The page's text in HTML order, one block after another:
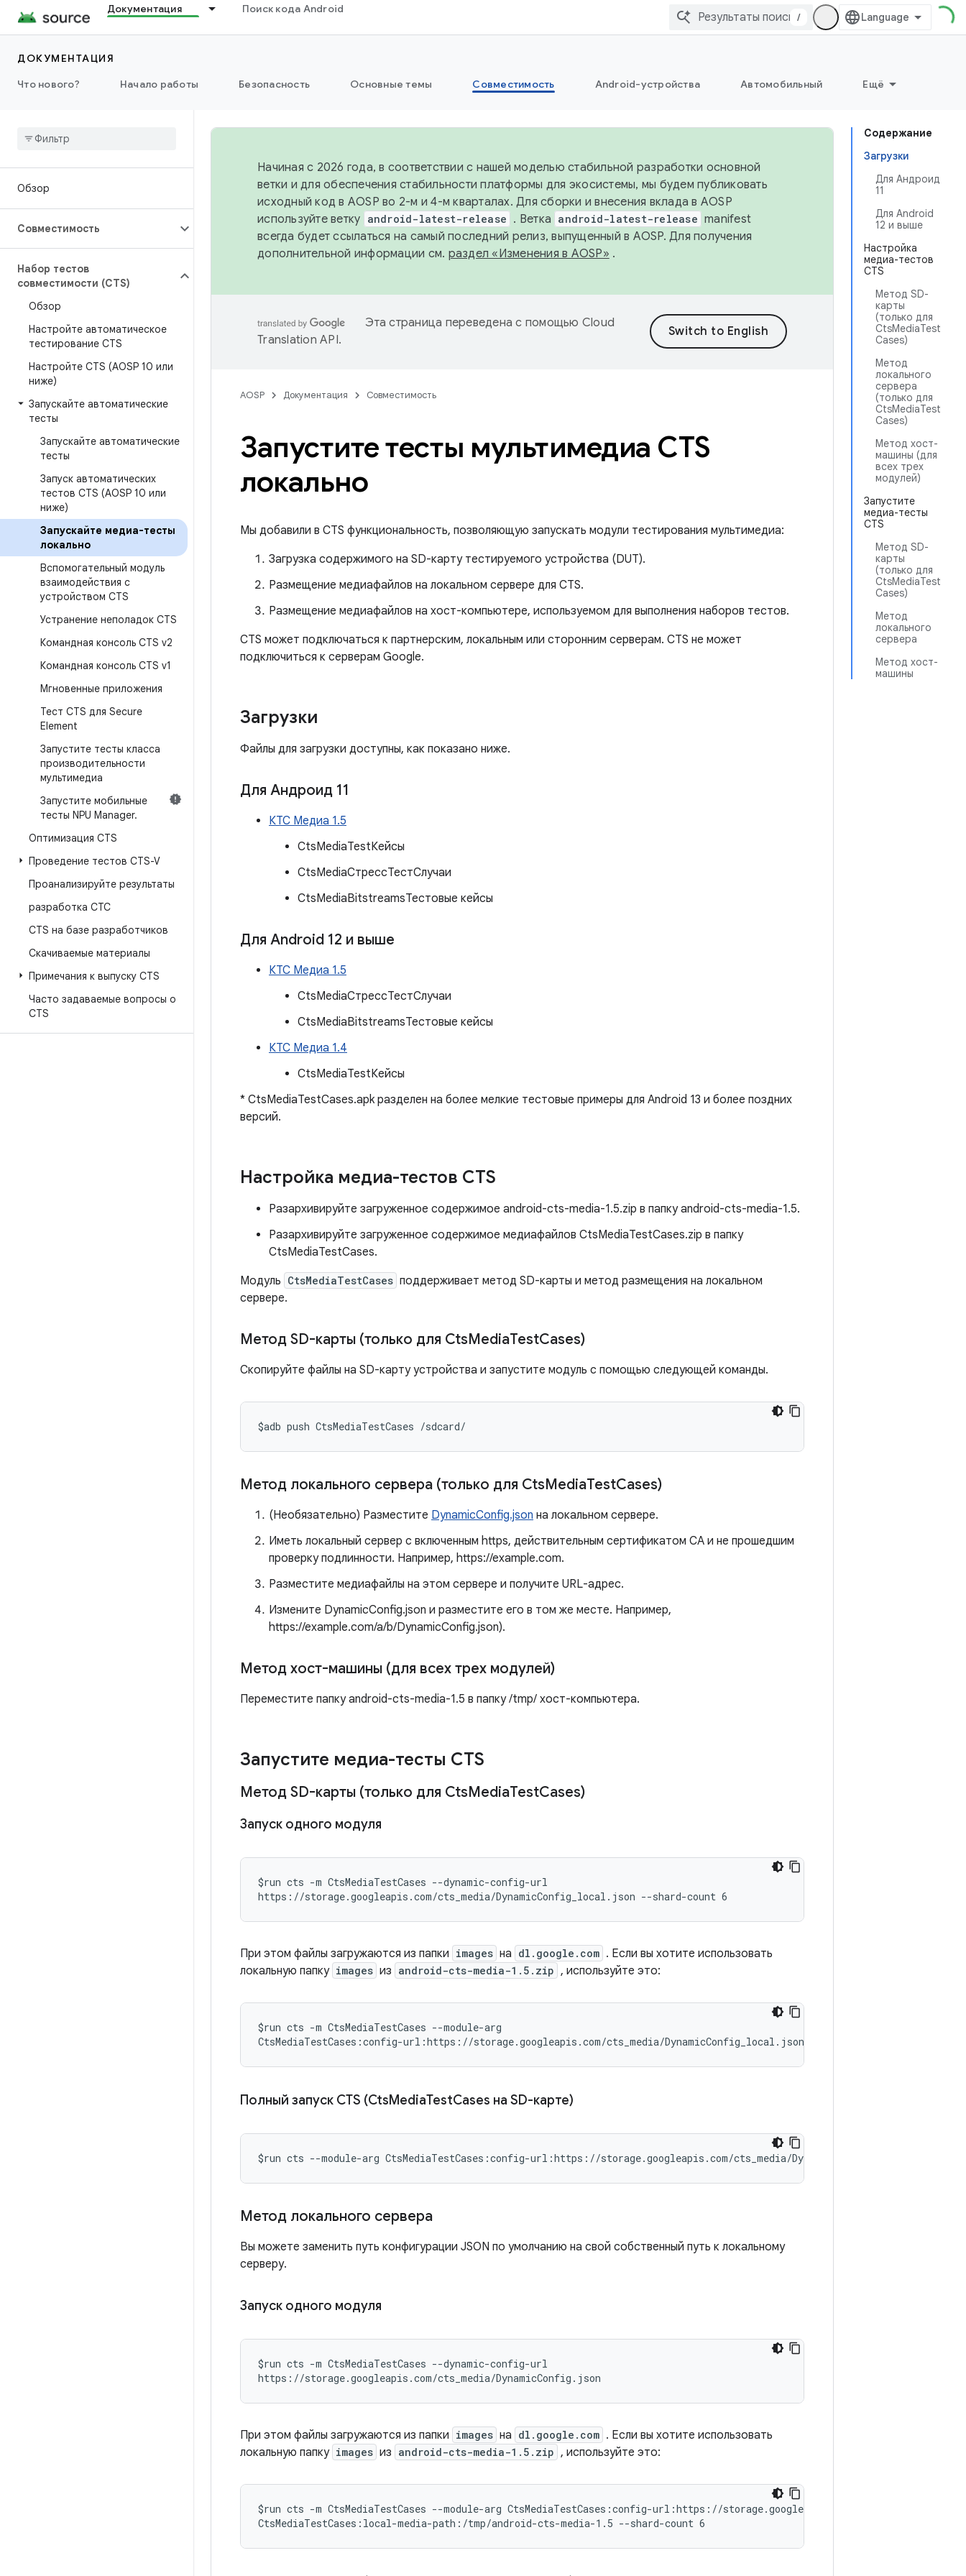
Документация Поиск кода Android
/
ДОКУМЕНТАЦИЯ
Что нового?
Начало работы Безопасность Основные темы Совместимость Android-устройства Автомобильный Ещё
Обзор
Совместимость
Набор тестов
совместимости (CTS)
Обзор
Настройте автоматическое
тестирование CTS
Настройте CTS (AOSP 10 или
ниже)
Запускайте автоматические
тесты
Запускайте автоматические
тесты
Запуск автоматических
тестов CTS (AOSP 10 или
ниже)
Запускайте медиа-тесты
локально
Вспомогательный модуль
взаимодействия с
устройством CTS
Устранение неполадок CTS
Командная консоль CTS v2
Командная консоль CTS v1
Мгновенные приложения
Тест CTS для Secure
Element
Запустите тесты класса
производительности
мультимедиа
Запустите мобильные
тесты NPU Manager.
Оптимизация CTS
Проведение тестов CTS-V
Проанализируйте результаты
разработка СТС
CTS на базе разработчиков
Скачиваемые материалы
Примечания к выпуску CTS
Часто задаваемые вопросы о
CTS
Содержание
Загрузки
Для Андроид
11
Для Android
12 и выше
Настройка
медиа-тестов
CTS
Метод SD-
карты
(только для
CtsMediaTest
Cases)
Метод
локального
сервера
(только для
CtsMediaTest
Cases)
Метод хост-
машины (для
всех трех
модулей)
Запустите
медиа-тесты
CTS
Метод SD-
карты
(только для
CtsMediaTest
Cases)
Метод
локального
сервера
Метод хост-
машины
Начиная с 2026 года, в соответствии с нашей моделью стабильной разработки основной
ветки и для обеспечения стабильности платформы для экосистемы, мы будем публиковать
исходный код в AOSP во 2-м и 4-м кварталах. Для сборки и внесения вклада в AOSP
используйте ветку android-latest-release . Ветка android-latest-release manifest
всегда будет ссылаться на самый последний релиз, выпущенный в AOSP. Для получения
дополнительной информации см. раздел «Изменения в AOSP» .
Эта страница переведена с помощью Cloud
Translation API.
AOSP Документация Совместимость
Запустите тесты мультимедиа CTS
локально
Мы добавили в CTS функциональность, позволяющую запускать модули тестирования мультимедиа:
Загрузка содержимого на SD-карту тестируемого устройства (DUT).
Размещение медиафайлов на локальном сервере для CTS.
Размещение медиафайлов на хост-компьютере, используемом для выполнения наборов тестов.
CTS может подключаться к партнерским, локальным или сторонним серверам. CTS не может
подключиться к серверам Google.
Загрузки
Файлы для загрузки доступны, как показано ниже.
Для Андроид 11
КТС Медиа 1.5
CtsMediaTestКейсы
CtsMediaСтрессТестСлучаи
CtsMediaBitstreamsТестовые кейсы
Для Android 12 и выше
КТС Медиа 1.5
CtsMediaСтрессТестСлучаи
CtsMediaBitstreamsТестовые кейсы
КТС Медиа 1.4
CtsMediaTestКейсы
* CtsMediaTestCases.apk разделен на более мелкие тестовые примеры для Android 13 и более поздних
версий.
Настройка медиа-тестов CTS
Разархивируйте загруженное содержимое android-cts-media-1.5.zip в папку android-cts-media-1.5.
Разархивируйте загруженное содержимое медиафайлов CtsMediaTestCases.zip в папку
CtsMediaTestCases.
Модуль CtsMediaTestCases поддерживает метод SD-карты и метод размещения на локальном
сервере.
Метод SD-карты (только для CtsMediaTestCases)
Скопируйте файлы на SD-карту устройства и запустите модуль с помощью следующей команды.
$adb push CtsMediaTestCases /sdcard/
Метод локального сервера (только для CtsMediaTestCases)
(Необязательно) Разместите DynamicConfig.json на локальном сервере.
Иметь локальный сервер с включенным https, действительным сертификатом CA и не прошедшим
проверку подлинности. Например, https://example.com.
Разместите медиафайлы на этом сервере и получите URL-адрес.
Измените DynamicConfig.json и разместите его в том же месте. Например,
https://example.com/a/b/DynamicConfig.json).
Метод хост-машины (для всех трех модулей)
Переместите папку android-cts-media-1.5 в папку /tmp/ хост-компьютера.
Запустите медиа-тесты CTS
Метод SD-карты (только для CtsMediaTestCases)
Запуск одного модуля
$run cts -m CtsMediaTestCases --dynamic-config-url
https://storage.googleapis.com/cts_media/DynamicConfig_local.json --shard-count 6
При этом файлы загружаются из папки images на dl.google.com . Если вы хотите использовать
локальную папку images из android-cts-media-1.5.zip , используйте это:
$run cts -m CtsMediaTestCases --module-arg
CtsMediaTestCases:config-url:https://storage.googleapis.com/cts_media/DynamicConfig_local.json --module-arg
Полный запуск CTS (CtsMediaTestCases на SD-карте)
$run cts --module-arg CtsMediaTestCases:config-url:https://storage.googleapis.com/cts_media/DynamicConfig_local.json --
Метод локального сервера
Вы можете заменить путь конфигурации JSON по умолчанию на свой собственный путь к локальному
серверу.
Запуск одного модуля
$run cts -m CtsMediaTestCases --dynamic-config-url
https://storage.googleapis.com/cts_media/DynamicConfig.json
При этом файлы загружаются из папки images на dl.google.com . Если вы хотите использовать
локальную папку images из android-cts-media-1.5.zip , используйте это:
$run cts -m CtsMediaTestCases --module-arg CtsMediaTestCases:config-url:https://storage.googleapis.com/cts_media/
CtsMediaTestCases:local-media-path:/tmp/android-cts-media-1.5 --shard-count 6